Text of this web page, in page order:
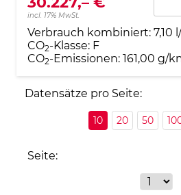
incl. 17% MwSt.
Verbrauch kombiniert: 7,10
CO2-Klasse: F
CO2-Emissionen: 161,00 g/
Datensätze pro Seite:
10 20 50
Seite: